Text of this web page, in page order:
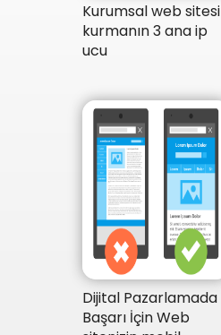
Kurumsal web sitesi
kurmanın 3 ana ip
ucu
Dijital Pazarlamada
Başarı İçin Web